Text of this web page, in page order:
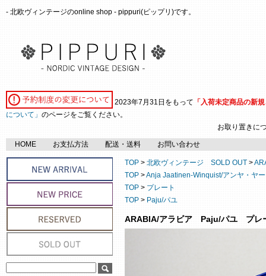
- 北欧ヴィンテージのonline shop - pippuri(ピップリ)です。
2023年7月31日をもって 「入荷未定商品の新
について」 のページをご覧ください。
お取り置きに
HOME お支払方法 配送・送料 お問い合わせ
TOP > 北欧ヴィンテージ SOLD OUT >
TOP >Anja Jaatinen-Winquist/アンヤ・ヤ
TOP > プレート
TOP > Paju/パユ
ARABIA/アラビア Paju/パユ プレ